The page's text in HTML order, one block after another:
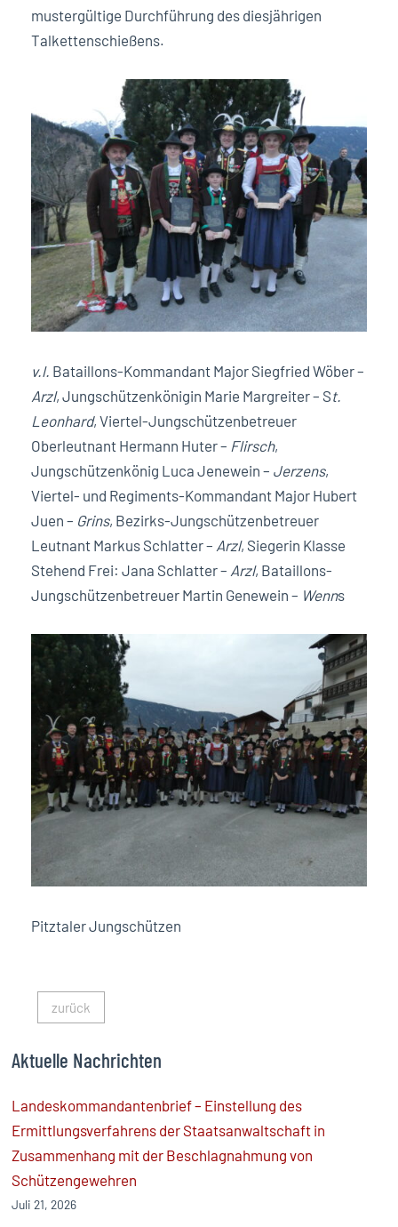
mustergültige Durchführung des diesjährigen
Talkettenschießens.
v.l. Bataillons-Kommandant Major Siegfried Wöber –
Arzl, Jungschützenkönigin Marie Margreiter – St.
Leonhard, Viertel-Jungschützenbetreuer
Oberleutnant Hermann Huter – Flirsch,
Jungschützenkönig Luca Jenewein – Jerzens,
Viertel- und Regiments-Kommandant Major Hubert
Juen – Grins, Bezirks-Jungschützenbetreuer
Leutnant Markus Schlatter – Arzl, Siegerin Klasse
Stehend Frei: Jana Schlatter – Arzl, Bataillons-
Jungschützenbetreuer Martin Genewein – Wenns
Pitztaler Jungschützen
zurück
Aktuelle Nachrichten
Landeskommandantenbrief – Einstellung des
Ermittlungsverfahrens der Staatsanwaltschaft in
Zusammenhang mit der Beschlagnahmung von
Schützengewehren
Juli 21, 2026